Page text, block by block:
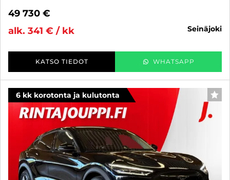
49 730 €
alk. 341 € / kk
seinäjoki
KATSO TIEDOT WHATSAPP
6 kk korotonta ja kulutonta